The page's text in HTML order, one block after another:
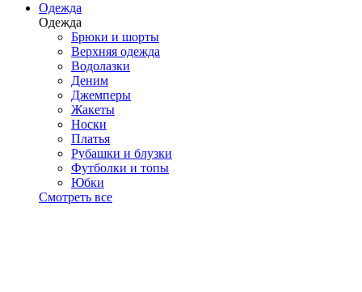
Одежда
Одежда
Брюки и шорты
Верхняя одежда
Водолазки
Деним
Джемперы
Жакеты
Носки
Платья
Рубашки и блузки
Футболки и топы
Юбки
Смотреть все